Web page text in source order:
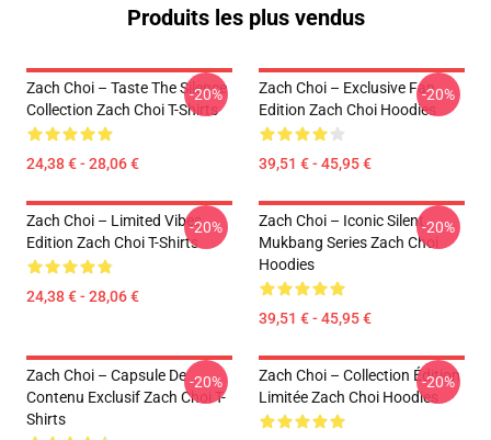
Produits les plus vendus
Zach Choi – Taste The Silence
Collection Zach Choi T-Shirts
24,38 € - 28,06 €
-20%
Zach Choi – Exclusive Fan
Edition Zach Choi Hoodies
39,51 € - 45,95 €
-20%
Zach Choi – Limited Vibes
Edition Zach Choi T-Shirts
24,38 € - 28,06 €
-20%
Zach Choi – Iconic Silent
Mukbang Series Zach Choi
Hoodies
39,51 € - 45,95 €
-20%
Zach Choi – Capsule De
Contenu Exclusif Zach Choi T-
Shirts
-20%
Zach Choi – Collection Édition
Limitée Zach Choi Hoodies
-20%